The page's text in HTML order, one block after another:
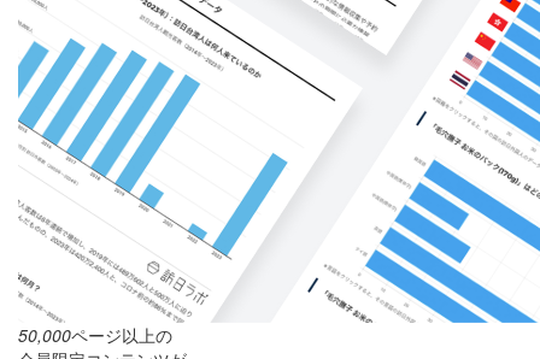
50,000ページ以上の